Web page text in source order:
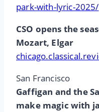
park-with-lyric-2025/
CSO opens the
Mozart, Elgar
San Francisco
Gaffigan and the
make magic with